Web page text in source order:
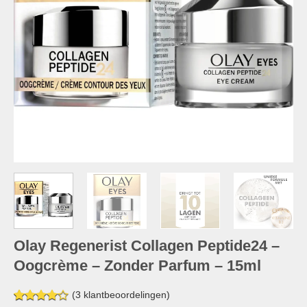
Olay Regenerist Collagen Peptide24 –
Oogcrème – Zonder Parfum – 15ml
(3 klantbeoordelingen)